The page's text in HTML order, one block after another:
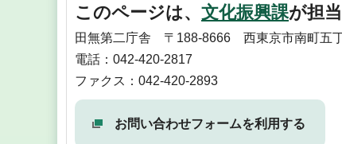
このページは、 文化振興課が担
田無第二庁舎 〒188-8666 西東京市南町五
電話：042-420-2817
ファクス：042-420-2893
お問い合わせフォームを利用する